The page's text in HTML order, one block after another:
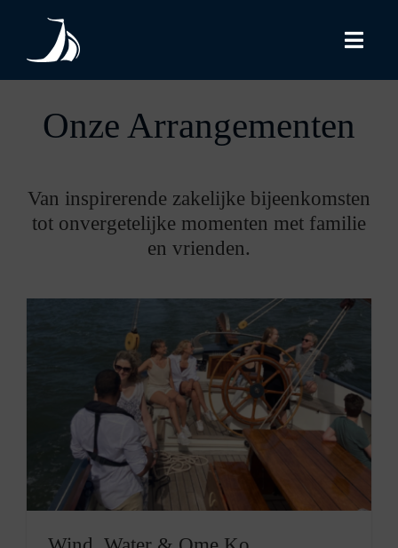
content
Extra informatie
Offerte
Onze Arrangementen
Van inspirerende zakelijke bijeenkomsten
tot onvergetelijke momenten met familie
en vrienden.